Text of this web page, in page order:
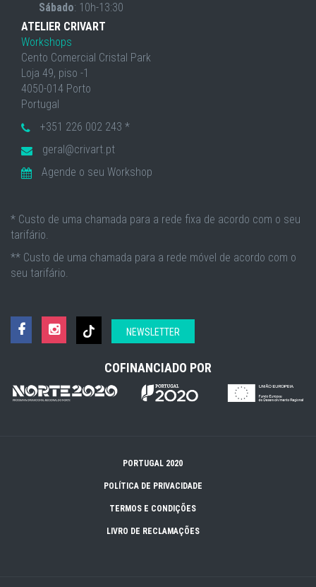
Sábado: 10h-13:30
ATELIER CRIVART
Workshops
Cento Comercial Cristal Park
Loja 49, piso -1
4050-014 Porto
Portugal
+351 226 002 243 *
geral@crivart.pt
Agende o seu Workshop
* Custo de uma chamada para a rede fixa de acordo com o seu
tarifário.
** Custo de uma chamada para a rede móvel de acordo com o
seu tarifário.
NEWSLETTER
COFINANCIADO POR
PORTUGAL 2020
POLÍTICA DE PRIVACIDADE
TERMOS E CONDIÇÕES
LIVRO DE RECLAMAÇÕES